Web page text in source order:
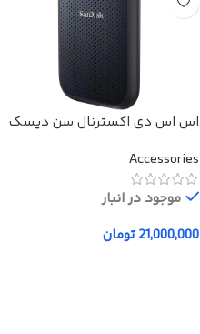
اس اس دی اکسترنال سن دیسک
Accessories
موجود در انبار
21,000,000 تومان